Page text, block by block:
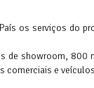
os serviços do
de showroom, 800
comerciais e